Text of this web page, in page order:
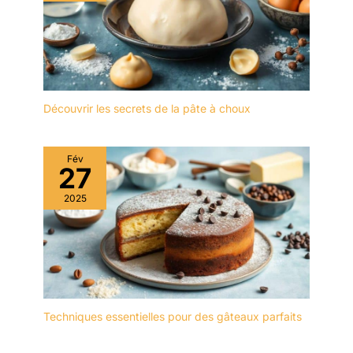
conçu en Cromargan
avec finition mate, Inox
18/10 de haute qualité,
marque déposée et
exclusive WMF
UTILISATION EN TOUTE
SECURITE : fonction
une utilisation stable
Découvrir les secrets de la pâte à choux
Fév
27
2025
Techniques essentielles pour des gâteaux parfaits